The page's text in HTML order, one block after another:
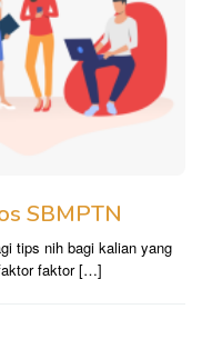
SBMPTN
tips nih bagi kalian yang
faktor […]